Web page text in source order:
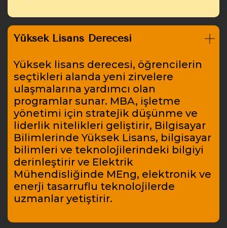
Yüksek Lisans Derecesi
Yüksek lisans derecesi, öğrencilerin
seçtikleri alanda yeni zirvelere
ulaşmalarına yardımcı olan
programlar sunar. MBA, işletme
yönetimi için stratejik düşünme ve
liderlik nitelikleri geliştirir, Bilgisayar
Bilimlerinde Yüksek Lisans, bilgisayar
bilimleri ve teknolojilerindeki bilgiyi
derinleştirir ve Elektrik
Mühendisliğinde MEng, elektronik ve
enerji tasarruflu teknolojilerde
uzmanlar yetiştirir.